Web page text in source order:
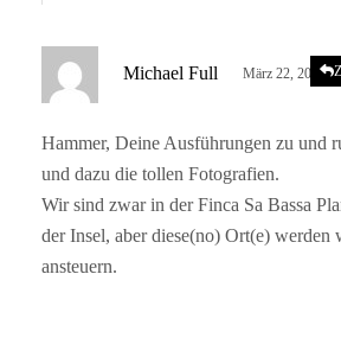
Michael Full
t
:
März 22, 2023
Hammer, Deine Ausführungen zu und
und dazu die tollen Fotografien.
Wir sind zwar in der Finca Sa Bassa
der Insel, aber diese(no) Ort(e) werden
ansteuern.